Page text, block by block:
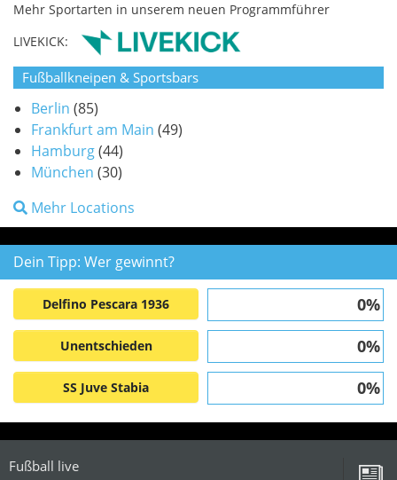
Mehr Sportarten in unserem neuen Programmführer
LIVEKICK:
Fußballkneipen & Sportsbars
Berlin (85)
Frankfurt am Main (49)
Hamburg(44)
München (30)
Mehr Locations
Dein Tipp: Wer gewinnt?
Delfino Pescara 1936 0%
Unentschieden 0%
SS Juve Stabia 0%
Fußball live